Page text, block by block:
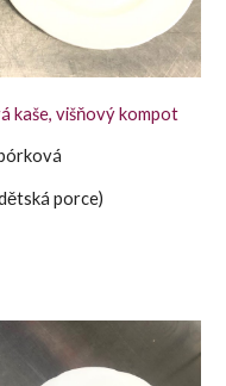
kaše, višňový kompot
porce)